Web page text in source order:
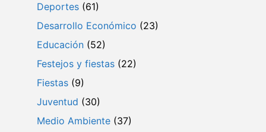
Deportes (61)
Desarrollo Económico (23)
Educación (52)
Festejos y fiestas (22)
Fiestas (9)
Juventud (30)
Medio Ambiente (37)